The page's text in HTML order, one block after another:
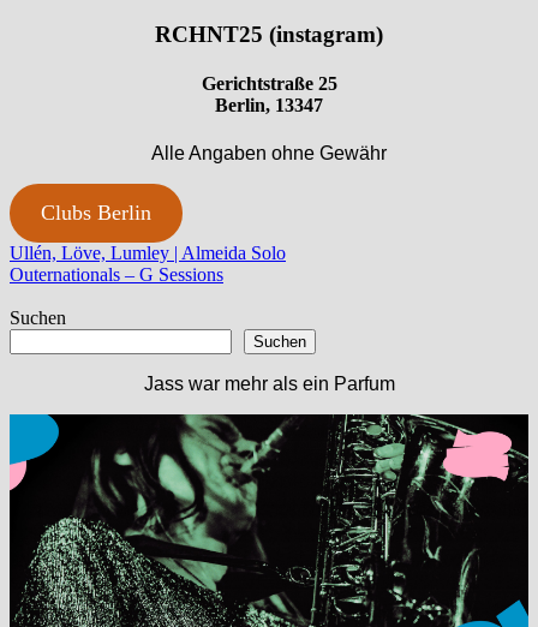
RCHNT25 (instagram)
Gerichtstraße 25
Berlin, 13347
Alle Angaben ohne Gewähr
Clubs Berlin
Beitragsnavigation
Vorheriger
Beitrag:
Ullén, Löve, Lumley | Almeida Solo
Nächster
Outernationals – G Sessions
Suchen
Suchen
Jass war mehr als ein Parfum